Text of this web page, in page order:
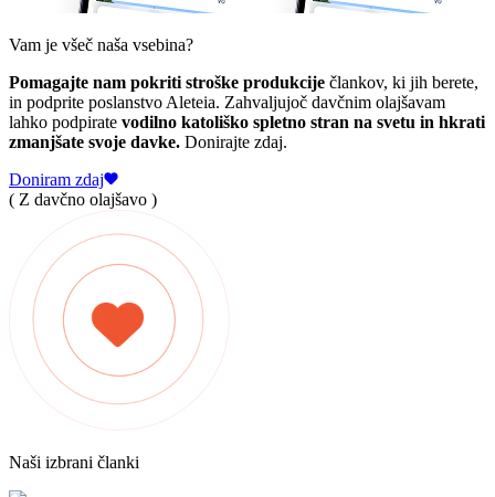
Vam je všeč naša vsebina?
Pomagajte nam pokriti stroške produkcije člankov, ki jih berete,
in podprite poslanstvo Aleteia. Zahvaljujoč davčnim olajšavam
lahko podpirate vodilno katoliško spletno stran na svetu in hkrati
zmanjšate svoje davke. Donirajte zdaj.
Doniram zdaj
( Z davčno olajšavo )
Naši izbrani članki